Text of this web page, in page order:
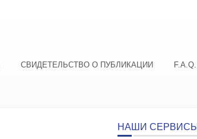
СВИДЕТЕЛЬСТВО О ПУБЛИКАЦИИ F.A.Q.
НАШИ СЕРВИСЫ